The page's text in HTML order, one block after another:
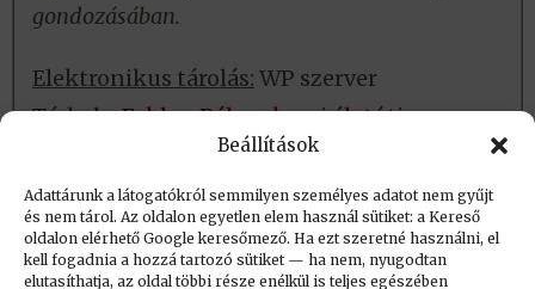
Beállítások
Adattárunk a látogatókról semmilyen személyes adatot nem gyűjt
és nem tárol. Az oldalon egyetlen elem használ sütiket: a Kereső
oldalon elérhető Google keresőmező. Ha ezt szeretné használni, el
kell fogadnia a hozzá tartozó sütiket — ha nem, nyugodtan
elutasíthatja, az oldal többi része enélkül is teljes egészében
gondozásában.
Elektronikus tárolás: WP szerver
Tárhely:Faklen Pál szakmai életútja
Létrehozva: 2020.01.14. 08:28